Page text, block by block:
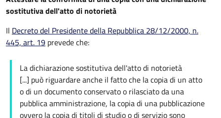
sostitutiva dell'atto di notorietà
Il Decreto del Presidente della Repubblica 28/12/2000, n.
445, art. 19 prevede che:
La dichiarazione sostitutiva dell'atto di notorietà
[...] può riguardare anche il fatto che la copia di un atto
o di un documento conservato o rilasciato da una
pubblica amministrazione, la copia di una pubblicazione
ovvero la copia di titoli di studio o di servizio sono